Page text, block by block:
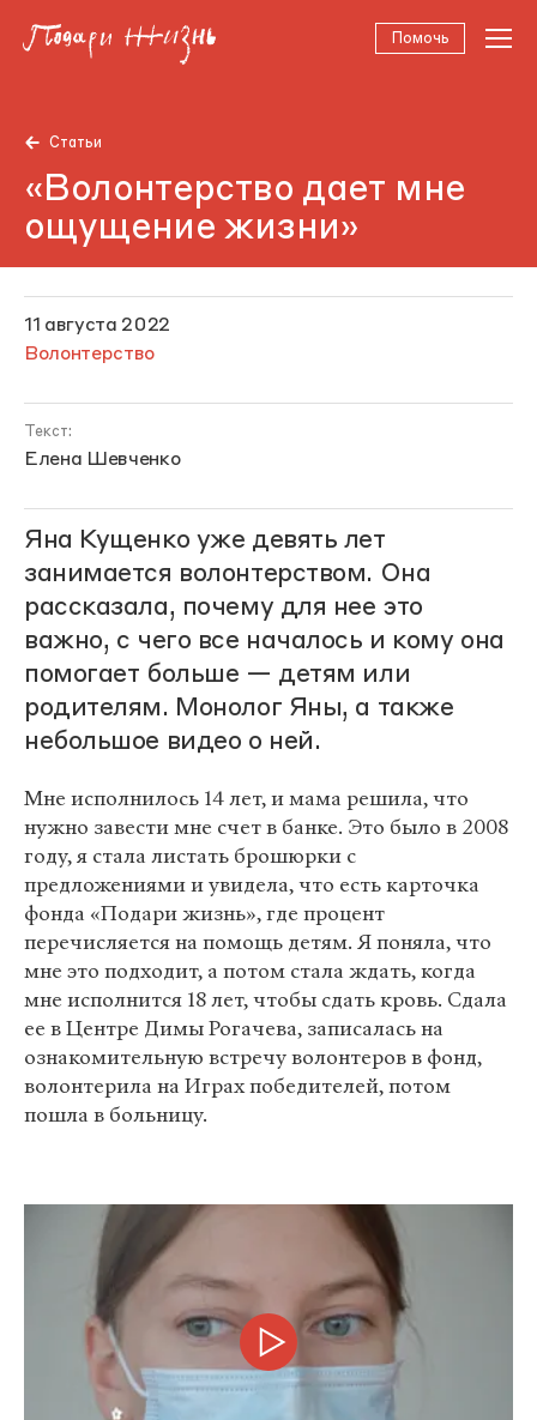
Помочь
Статьи
«Волонтерство дает мне
ощущение жизни»
11 августа 2022
Волонтерство
Текст:
Елена Шевченко
Яна Кущенко уже девять лет
занимается волонтерством. Она
рассказала, почему для нее это
важно, с чего все началось и кому она
помогает больше — детям или
родителям. Монолог Яны, а также
небольшое видео о ней.
Мне исполнилось 14 лет, и мама решила, что
нужно завести мне счет в банке. Это было в 2008
году, я стала листать брошюрки с
предложениями и увидела, что есть карточка
фонда «Подари жизнь», где процент
перечисляется на помощь детям. Я поняла, что
мне это подходит, а потом стала ждать, когда
мне исполнится 18 лет, чтобы сдать кровь. Сдала
ее в Центре Димы Рогачева, записалась на
ознакомительную встречу волонтеров в фонд,
волонтерила на Играх победителей, потом
пошла в больницу.